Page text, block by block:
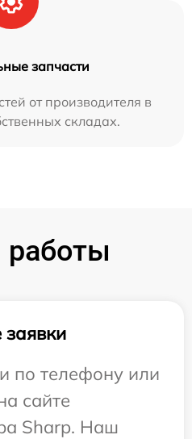
запчасти
от производителя в
складах.
по телефону или
сайте
Sharp. Наш